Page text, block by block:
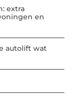
extra
en
autolift wat